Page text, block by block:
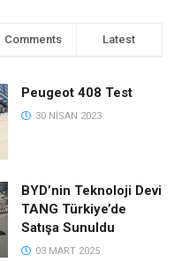
Comments Latest
Peugeot 408 Test
30 NISAN 2023
BYD’nin Teknoloji Devi
TANG Türkiye’de
Satışa Sunuldu
03 MART 2025